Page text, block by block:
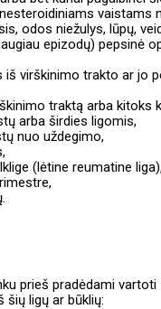
odos niežulys, lūpų,
epizodų) pepsinė
iš virškinimo trakto ar jo
traktą arba kitoks
arba širdies ligomis,
nuo uždegimo,
(lėtine reumatine
prieš pradėdami vartoti
šių ligų ar būklių: